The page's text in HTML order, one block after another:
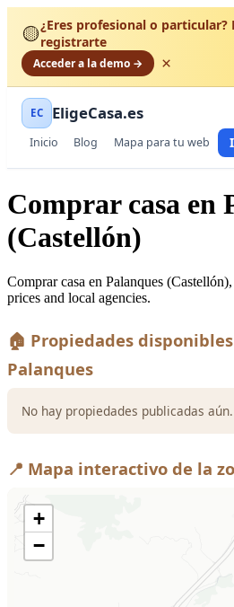
🟡¿Eres profesional o particular?
registrarte
Acceder a la demo → ×
EC EligeCasa.es
Inicio Blog Mapa para tu web
Comprar casa en
(Castellón)
Comprar casa en Palanques
prices and local agencies.
🏠 Propiedades
Palanques
No hay propiedades publicadas
📍 Mapa interactivo de la